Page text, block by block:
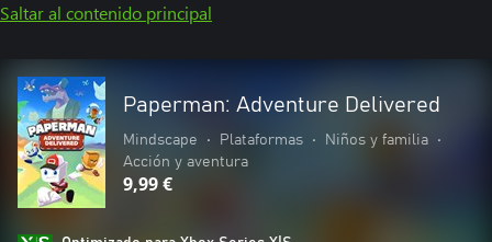
Saltar al contenido principal
Paperman: Adventure Delivered
Mindscape • Plataformas • Niños y familia
•
Acción y aventura
9,99 €